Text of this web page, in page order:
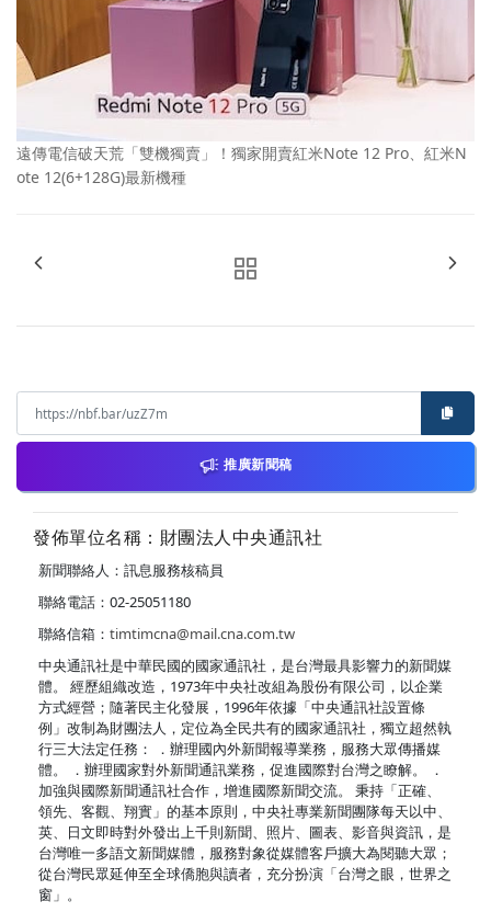
遠傳電信破天荒「雙機獨賣」！獨家開賣紅米Note 12 Pro、紅米N
ote 12(6+128G)最新機種
推廣新聞稿
發佈單位名稱：財團法人中央通訊社
新聞聯絡人：訊息服務核稿員
聯絡電話：02-25051180
聯絡信箱： timtimcna@mail.cna.com.tw
中央通訊社是中華民國的國家通訊社，是台灣最具影響力的新聞媒
體。 經歷組織改造，1973年中央社改組為股份有限公司，以企業
方式經營；隨著民主化發展，1996年依據「中央通訊社設置條
例」改制為財團法人，定位為全民共有的國家通訊社，獨立超然執
行三大法定任務： ．辦理國內外新聞報導業務，服務大眾傳播媒
體。 ．辦理國家對外新聞通訊業務，促進國際對台灣之瞭解。 ．
加強與國際新聞通訊社合作，增進國際新聞交流。 秉持「正確、
領先、客觀、翔實」的基本原則，中央社專業新聞團隊每天以中、
英、日文即時對外發出上千則新聞、照片、圖表、影音與資訊，是
台灣唯一多語文新聞媒體，服務對象從媒體客戶擴大為閱聽大眾；
從台灣民眾延伸至全球僑胞與讀者，充分扮演「台灣之眼，世界之
窗」。